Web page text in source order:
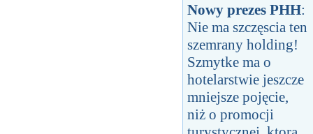
Nowy prezes PHH:
Nie ma szczęscia ten
szemrany holding!
Szmytke ma o
hotelarstwie jeszcze
mniejsze pojęcie,
niż o promocji